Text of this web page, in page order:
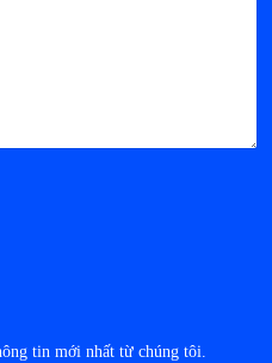
tin mới nhất từ chúng tôi.